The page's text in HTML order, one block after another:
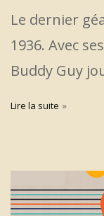
Le dernier
1936. Avec
Buddy Guy
Lire la suite